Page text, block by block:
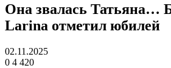
Она звалась Татьяна…
Larina отметил юбилей
02.11.2025
0 4 420